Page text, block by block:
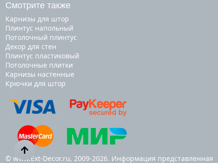
Смотрите также
карнизы для штор
плинтус напольный
потолочный плинтус
декор для стен
плинтус пластиковый
потолочные плитки
карнизы настенные
крючки для штор
© www.Ext-Decor.ru, 2009-2026. Информация представленная